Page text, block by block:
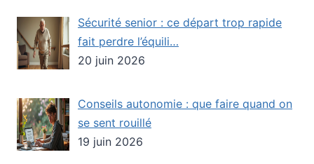
Sécurité senior : ce départ trop rapide
fait perdre l’équili…
20 juin 2026
Conseils autonomie : que faire quand on
se sent rouillé
19 juin 2026